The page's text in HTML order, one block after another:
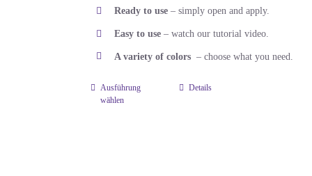
Ready to use– simply open and apply.
Easy to use– watch our tutorial video.
A variety of colors– choose what you need.
Ausführung
wählen
Dieses
Details